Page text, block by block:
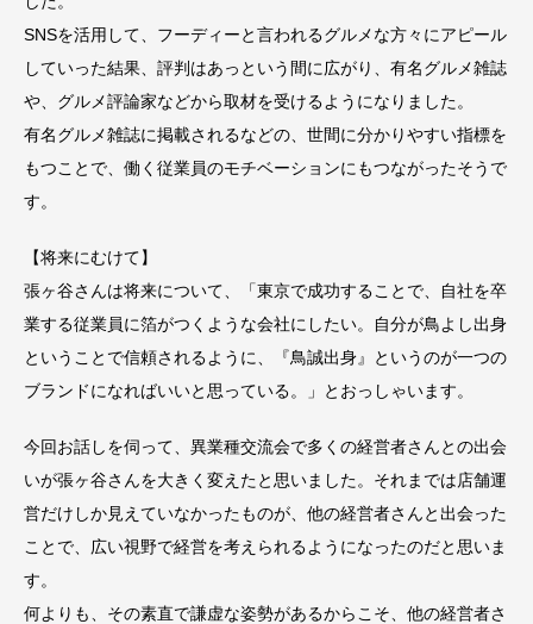
SNSを活用して、フーディーと言われるグルメな方々にアピール
していった結果、評判はあっという間に広がり、有名グルメ雑誌
や、グルメ評論家などから取材を受けるようになりました。
有名グルメ雑誌に掲載されるなどの、世間に分かりやすい指標を
もつことで、働く従業員のモチベーションにもつながったそうで
す。
【将来にむけて】
張ヶ谷さんは将来について、「東京で成功することで、自社を卒
業する従業員に箔がつくような会社にしたい。自分が鳥よし出身
ということで信頼されるように、『鳥誠出身』というのが一つの
ブランドになればいいと思っている。」とおっしゃいます。
今回お話しを伺って、異業種交流会で多くの経営者さんとの出会
いが張ヶ谷さんを大きく変えたと思いました。それまでは店舗運
営だけしか見えていなかったものが、他の経営者さんと出会った
ことで、広い視野で経営を考えられるようになったのだと思いま
す。
何よりも、その素直で謙虚な姿勢があるからこそ、他の経営者さ